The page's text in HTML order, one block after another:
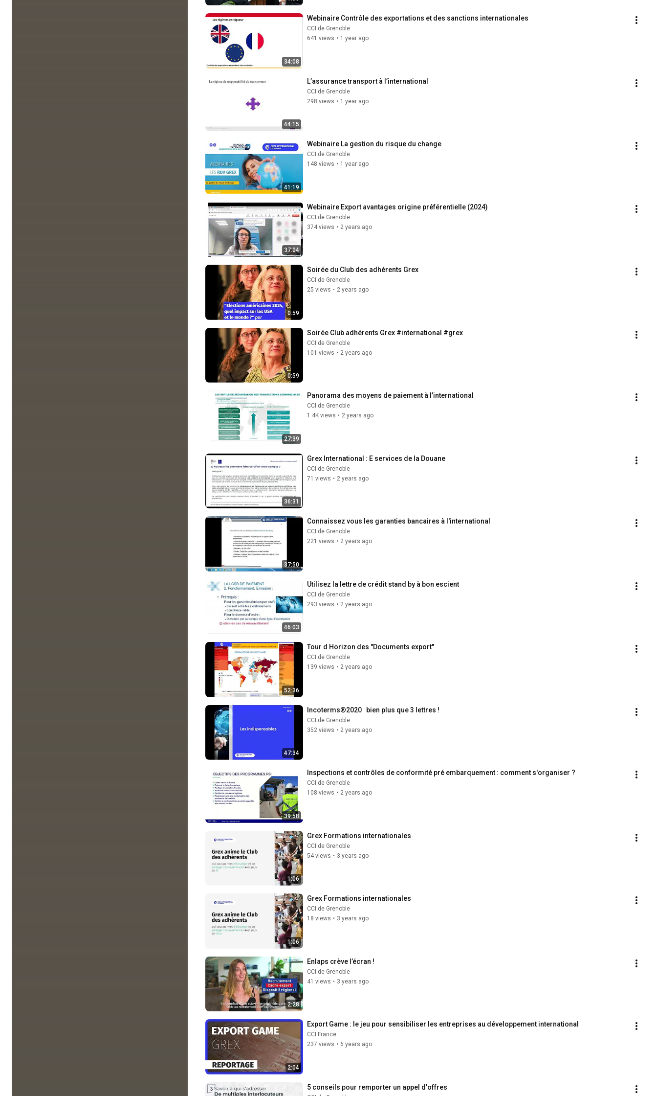
34:08
Webinaire Contrôle des exportations et des sanctions internationales
CCI de Grenoble
641 views • 1 year ago
44:15
L’assurance transport à l’international
CCI de Grenoble
298 views • 1 year ago
41:19
Webinaire La gestion du risque du change
CCI de Grenoble
148 views • 1 year ago
37:04
Webinaire Export avantages origine préférentielle (2024)
CCI de Grenoble
374 views • 2 years ago
0:59
Soirée du Club des adhérents Grex
CCI de Grenoble
25 views • 2 years ago
0:59
Soirée Club adhérents Grex #international #grex
CCI de Grenoble
101 views • 2 years ago
27:39
Panorama des moyens de paiement à l’international
CCI de Grenoble
1.4K views • 2 years ago
36:31
Grex International : E services de la Douane
CCI de Grenoble
71 views • 2 years ago
37:50
Connaissez vous les garanties bancaires à l'international
CCI de Grenoble
221 views • 2 years ago
46:03
Utilisez la lettre de crédit stand by à bon escient
CCI de Grenoble
293 views • 2 years ago
52:36
Tour d Horizon des "Documents export"
CCI de Grenoble
139 views • 2 years ago
47:34
Incoterms®2020   bien plus que 3 lettres !
CCI de Grenoble
352 views • 2 years ago
39:58
Inspections et contrôles de conformité pré embarquement : comment s'organiser ?
CCI de Grenoble
108 views • 2 years ago
1:06
Grex Formations internationales
CCI de Grenoble
54 views • 3 years ago
1:06
Grex Formations internationales
CCI de Grenoble
18 views • 3 years ago
2:28
Enlaps crève l’écran !
CCI de Grenoble
41 views • 3 years ago
2:04
Export Game : le jeu pour sensibiliser les entreprises au développement international
CCI France
237 views • 6 years ago
5 conseils pour remporter un appel d'offres